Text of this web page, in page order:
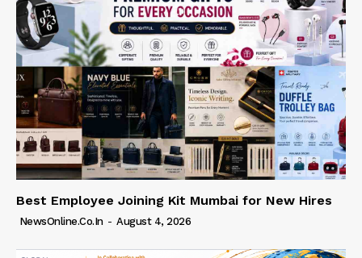
Best Employee Joining Kit Mumbai for New Hires
NewsOnline.co.in - August 4, 2026